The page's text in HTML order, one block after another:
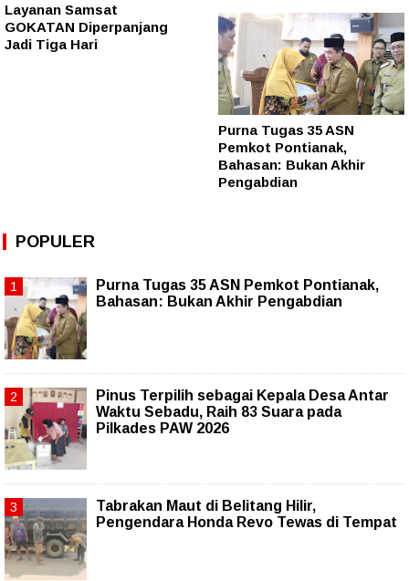
Layanan Samsat
GOKATAN Diperpanjang
Jadi Tiga Hari
Purna Tugas 35 ASN
Pemkot Pontianak,
Bahasan: Bukan Akhir
Pengabdian
POPULER
Purna Tugas 35 ASN Pemkot Pontianak,
Bahasan: Bukan Akhir Pengabdian
Pinus Terpilih sebagai Kepala Desa Antar
Waktu Sebadu, Raih 83 Suara pada
Pilkades PAW 2026
Tabrakan Maut di Belitang Hilir,
Pengendara Honda Revo Tewas di Tempat